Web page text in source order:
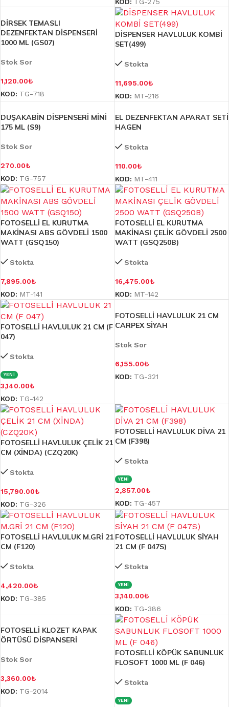
DİRSEK TEMASLI
DEZENFEKTAN DİSPENSERİ
1000 ML (GS07)
Stok Sor
1,120.00₺
KOD: TG-718
DİSPENSER HAVLULUK KOMBİ
SET(499)
Stokta
11,695.00₺
KOD: MT-216
DUŞAKABİN DİSPENSERİ MİNİ
175 ML (S9)
Stok Sor
270.00₺
KOD: TG-757
EL DEZENFEKTAN APARAT SETİ
HAGEN
Stokta
110.00₺
KOD: MT-411
FOTOSELLİ EL KURUTMA
MAKİNASI ABS GÖVDELİ 1500
WATT (GSQ150)
Stokta
7,895.00₺
KOD: MT-141
FOTOSELLİ EL KURUTMA
MAKİNASI ÇELİK GÖVDELİ 2500
WATT (GSQ250B)
Stokta
16,475.00₺
KOD: MT-142
FOTOSELLİ HAVLULUK 21 CM (F
047)
Stokta
YENİ
3,140.00₺
KOD: TG-142
FOTOSELLİ HAVLULUK 21 CM
CARPEX SİYAH
Stok Sor
6,155.00₺
KOD: TG-321
FOTOSELLİ HAVLULUK ÇELİK 21
CM (XİNDA) (CZQ20K)
Stokta
15,790.00₺
KOD: TG-326
FOTOSELLİ HAVLULUK DİVA 21
CM (F398)
Stokta
YENİ
2,857.00₺
KOD: TG-457
FOTOSELLİ HAVLULUK M.GRİ 21
CM (F120)
Stokta
4,420.00₺
KOD: TG-385
FOTOSELLİ HAVLULUK SİYAH
21 CM (F 047S)
Stokta
YENİ
3,140.00₺
KOD: TG-386
FOTOSELLİ KLOZET KAPAK
ÖRTÜSÜ DİSPANSERİ
Stok Sor
3,360.00₺
KOD: TG-2014
FOTOSELLİ KÖPÜK SABUNLUK
FLOSOFT 1000 ML (F 046)
Stokta
YENİ